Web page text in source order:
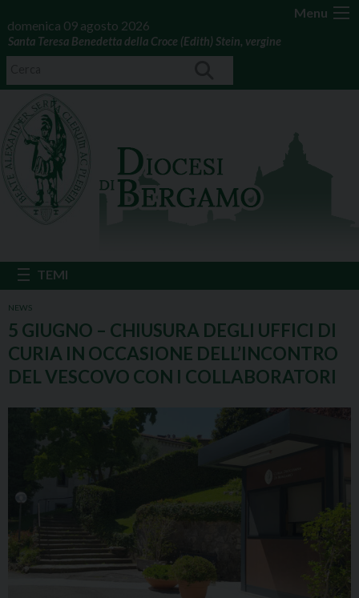
Menu
domenica 09 agosto 2026
Santa Teresa Benedetta della Croce (Edith) Stein, vergine
NEWS
5 GIUGNO – CHIUSURA DEGLI UFFICI DI
CURIA IN OCCASIONE DELL’INCONTRO
DEL VESCOVO CON I COLLABORATORI